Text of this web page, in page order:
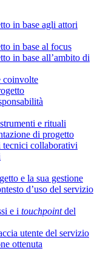
in base agli attori
in base al focus
in base all’ambito di
coinvolte
e rituali
di progetto
tecnici collaborativi
e la sua gestione
d’uso del servizio
e i touchpointdel
utente del servizio
ottenuta